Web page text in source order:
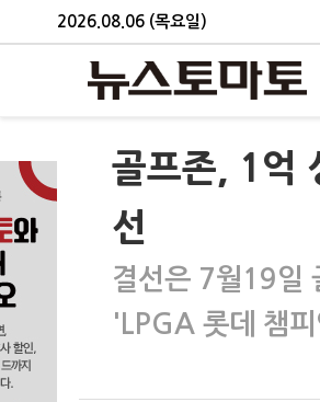
2026.08.06 (목요일)
골프존, 1억
선
결선은 7월19일
'LPGA 롯데 챔